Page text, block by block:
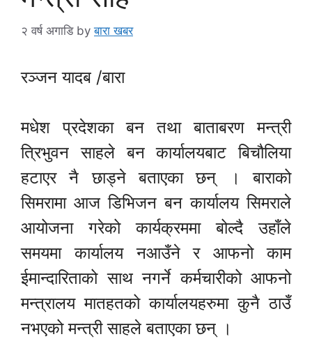
२ वर्ष अगाडि byबारा खबर
रञ्जन यादब /बारा
मधेश प्रदेशका बन तथा बाताबरण मन्त्री
त्रिभुवन साहले बन कार्यालयबाट बिचौलिया
हटाएर नै छाड्ने बताएका छन् । बाराको
सिमरामा आज डिभिजन बन कार्यालय सिमराले
आयोजना गरेको कार्यक्रममा बोल्दै उहाँले
समयमा कार्यालय नआउँने र आफनो काम
ईमान्दारिताको साथ नगर्ने कर्मचारीको आफनो
मन्त्रालय मातहतको कार्यालयहरुमा कुनै ठाउँ
नभएको मन्त्री साहले बताएका छन् ।